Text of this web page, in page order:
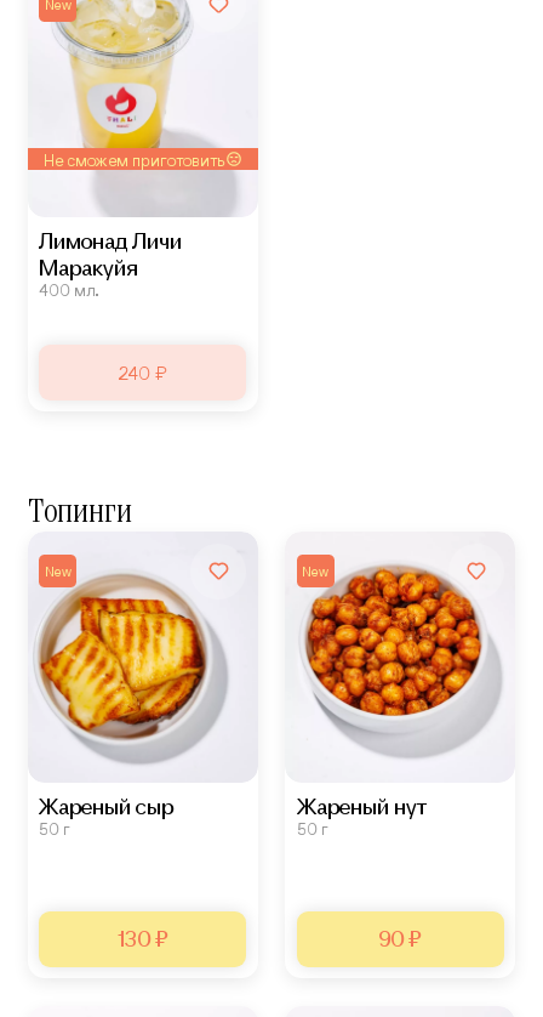
New
Не сможем приготовить
Лимонад Личи
Маракуйя
400 мл.
240 ₽
Топинги
New
Жареный сыр
50 г
130 ₽
New
Жареный нут
50 г
90 ₽